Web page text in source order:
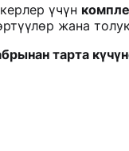
үчүн
жана
тарта